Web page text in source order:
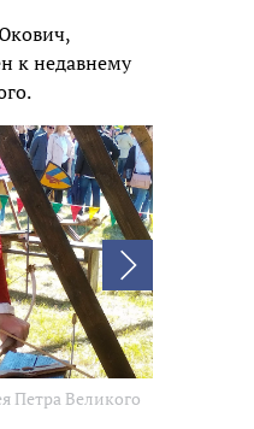
к недавнему
Петра Великого